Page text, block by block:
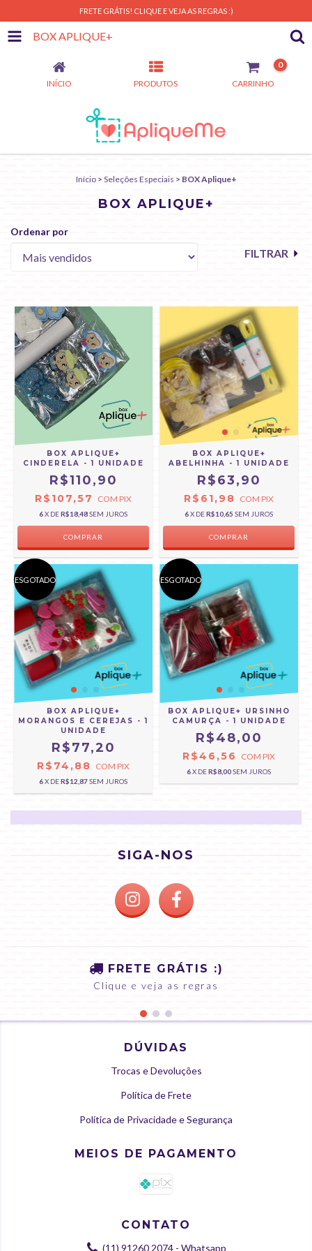
FRETE GRÁTIS! CLIQUE E VEJA AS REGRAS :)
BOX APLIQUE+
INÍCIO PRODUTOS CARRINHO
0
Início > Seleções Especiais > BOX Aplique+
BOX APLIQUE+
Ordenar por
FILTRAR
BOX APLIQUE+
CINDERELA - 1 UNIDADE
R$110,90
R$107,57 COM PIX
6X DER$18,48SEM JUROS
BOX APLIQUE+
ABELHINHA - 1 UNIDADE
R$63,90
R$61,98 COM PIX
6X DER$10,65 SEM JUROS
ESGOTADO
BOX APLIQUE+
MORANGOS E CEREJAS - 1
UNIDADE
R$77,20
R$74,88 COM PIX
6X DER$12,87SEM JUROS
ESGOTADO
BOX APLIQUE+ URSINHO
CAMURÇA - 1 UNIDADE
R$48,00
R$46,56 COM PIX
6X DER$8,00SEM JUROS
SIGA-NOS
FRETE GRÁTIS :)
Clique e veja as regras
DÚVIDAS
Trocas e Devoluções
Política de Frete
Política de Privacidade e Segurança
MEIOS DE PAGAMENTO
CONTATO
(11) 91260 2074 - Whatsapp